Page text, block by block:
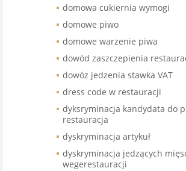
domowa cukiernia wymogi
domowe piwo
domowe warzenie piwa
dowód zaszczepienia
dowóz jedzenia stawka VAT
dress code w restauracji
dyksryminacja kandydata do
restauracja
dyskryminacja artykuł
dyskryminacja jedzących
wegerestauracji